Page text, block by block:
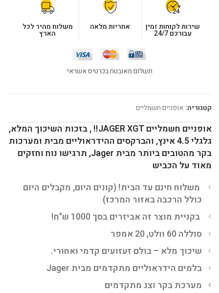
שירות לקוחות זמין
עבורכם 24/7
אחריות מלאה משלוח מהיר לכל
הארץ
תשלום מאובטח בכרטיס אשראי
קטגוריה: אופניים חשמליים
אופניים חשמליים JAGER XGT!! , בזכות השיכוך המלא,
גלגלי 4.5 אינץ, והברקסים ההידראוליים מבית ומערכות
בקר מהטובים ביותר מבית Jager, תרגישו נוח וחזקים
מאוד על הכביש
משלוח חינם עד הבית! (קונים היום, מקבלים היום
כולל הרכבה באזור המרכז)
בקניית מוצר זה אביזרים בסך 1000 ש"ח!
סוללה 60 וולט, 20 אמפר
שיכוך מלא – בולם זעזועים קדמי ואחורי.
בלמים הידראוליים מתקדמים מבית Jager
מערכת בקר וצג מתקדמים